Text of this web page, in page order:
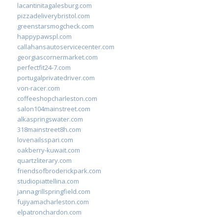
lacantinitagalesburg.com
pizzadeliverybristol.com
greenstarsmogcheck.com
happypawspl.com
callahansautoservicecenter.com
georgiascornermarket.com
perfectfit24-7.com
portugalprivatedriver.com
von-racer.com
coffeeshopcharleston.com
salon104mainstreet.com
alkaspringswater.com
318mainstreet8h.com
lovenailsspari.com
oakberry-kuwait.com
quartzliterary.com
friendsofbroderickpark.com
studiopiattellina.com
jannagrillspringfield.com
fujiyamacharleston.com
elpatronchardon.com